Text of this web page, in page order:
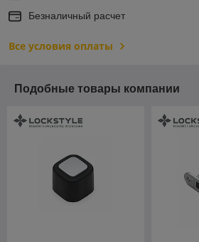
Безналичный расчет
Все условия оплаты
Подобные товары компании